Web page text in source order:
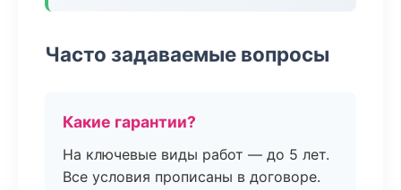
Часто задаваемые вопросы
Какие гарантии?
На ключевые виды работ — до 5 лет.
Все условия прописаны в договоре.